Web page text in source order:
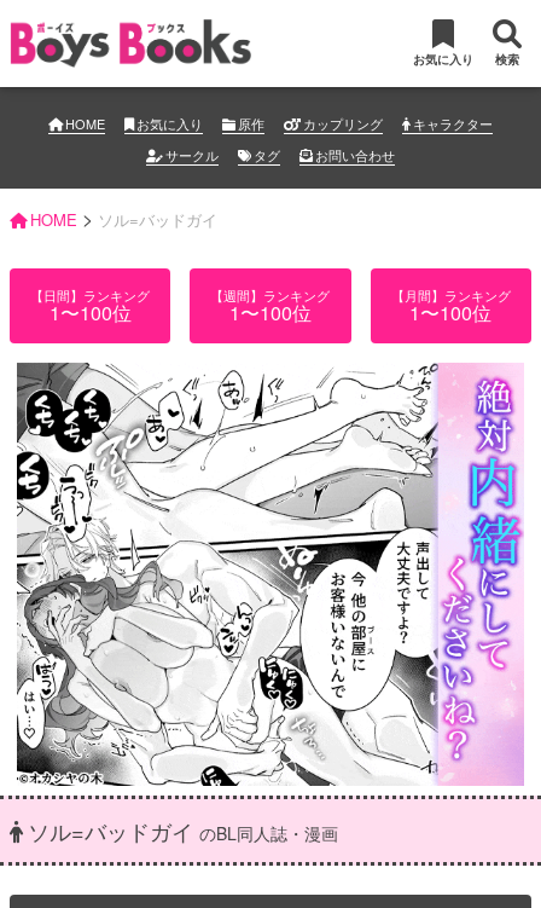
お気に入り 検索
HOME お気に入り 原作 カップリング
キャラクター
サークル
タグ お問い合わせ
HOME > ソル=バッドガイ
【日間】ランキング
1〜100位
【週間】ランキング
1〜100位
【月間】ランキング
1〜100位
ソル=バッドガイ のBL同人誌・漫画